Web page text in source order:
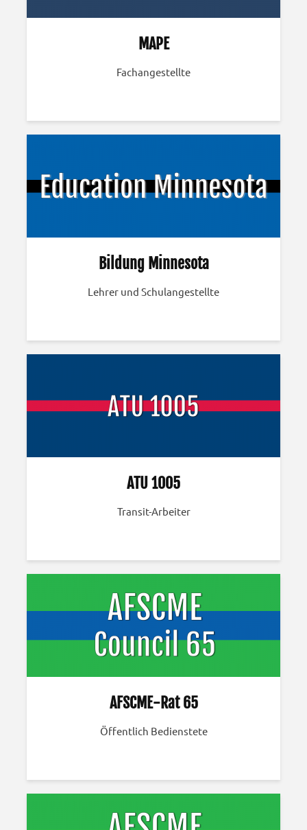
MAPE
Fachangestellte
Bildung Minnesota
Lehrer und Schulangestellte
ATU 1005
Transit-Arbeiter
AFSCME-Rat 65
Öffentlich Bedienstete